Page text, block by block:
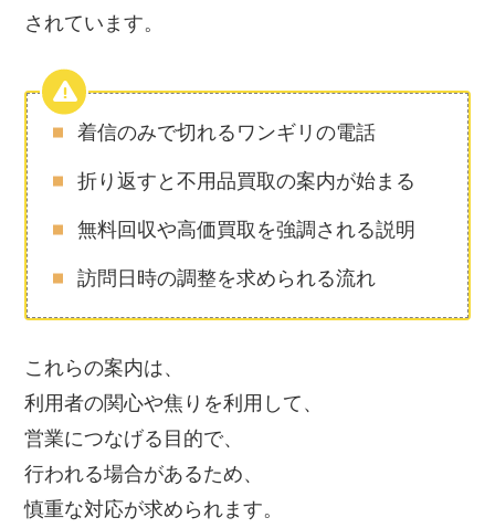
されています。
着信のみで切れるワンギリの電話
折り返すと不用品買取の案内が始まる
無料回収や高価買取を強調される説明
訪問日時の調整を求められる流れ
これらの案内は、
利用者の関心や焦りを利用して、
営業につなげる目的で、
行われる場合があるため、
慎重な対応が求められます。